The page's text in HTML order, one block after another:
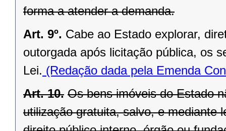
forma a atender a demanda.
Art. 9º. Cabe ao Estado explorar,
outorgada após licitação pública, os
Lei. (Redação dada pela Emenda
Art. 10. Os bens imóveis do Estado
utilização gratuita, salvo, e mediante